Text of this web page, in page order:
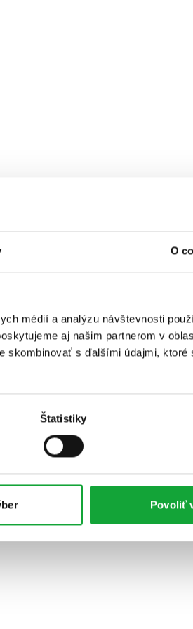
O
médií a analýzu návštevnosti
aj našim partnerom v
skombinovať s ďalšími údajmi, ktoré
Štatistiky
Povoliť